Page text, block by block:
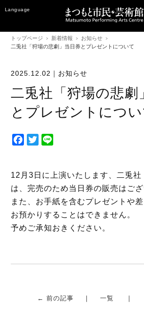
Language
トップページ 新着情報
お知らせ
二兎社「狩場の悲劇」当日券とプレゼントについて
2025.12.02｜ お知らせ
二兎社「狩場の悲劇
とプレゼントについ
F
e
b
o
T
t
t
e
r
e
12月3日に上演いたします、二兎社
は、完売のため当日券の販売はござ
また、お手紙を含むプレゼントや
お預かりすることはできません。
予めご承知おきください。
← 前の記事 一覧